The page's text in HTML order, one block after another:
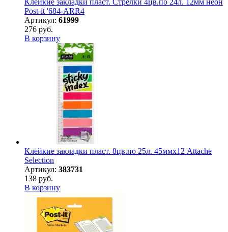
Клейкие закладки пласт. Стрелки 4цв.по 24л. 12мм неон
Post-it '684-ARR4
Артикул: 61999
276 руб.
В корзину
Клейкие закладки пласт. 8цв.по 25л. 45ммх12 Attache
Selection
Артикул: 383731
138 руб.
В корзину